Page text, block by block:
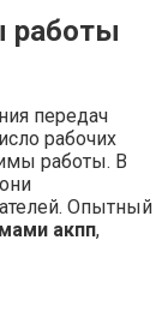
работы
передач
рабочих
работы. В
Опытный
акпп,